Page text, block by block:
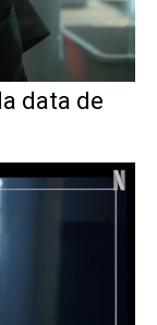
data de